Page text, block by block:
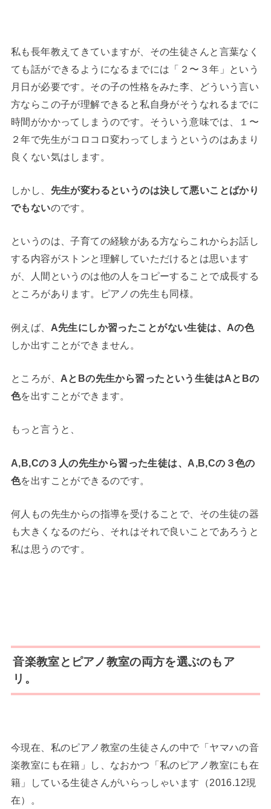
私も長年教えてきていますが、その生徒さんと言葉なく
ても話ができるようになるまでには「２〜３年」という
月日が必要です。その子の性格をみた李、どういう言い
方ならこの子が理解できると私自身がそうなれるまでに
時間がかかってしまうのです。そういう意味では、１〜
２年で先生がコロコロ変わってしまうというのはあまり
良くない気はします。
しかし、 先生が変わるというのは決して悪いことばかり
でもないのです。
というのは、子育ての経験がある方ならこれからお話し
する内容がストンと理解していただけるとは思います
が、人間というのは他の人をコピーすることで成長する
ところがあります。ピアノの先生も同様。
例えば、 A先生にしか習ったことがない生徒は、Aの色
しか出すことができません。
ところが、 AとBの先生から習ったという生徒はAとBの
色を出すことができます。
もっと言うと、
A,B,Cの３人の先生から習った生徒は、A,B,Cの３色の
色を出すことができるのです。
何人もの先生からの指導を受けることで、その生徒の器
も大きくなるのだら、それはそれで良いことであろうと
私は思うのです。
音楽教室とピアノ教室の両方を選ぶのもア
リ。
今現在、私のピアノ教室の生徒さんの中で「ヤマハの音
楽教室にも在籍」し、なおかつ「私のピアノ教室にも在
籍」している生徒さんがいらっしゃいます（2016.12現
在）。